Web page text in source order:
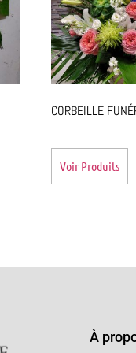
CORBEILLE
Voir Produits
À